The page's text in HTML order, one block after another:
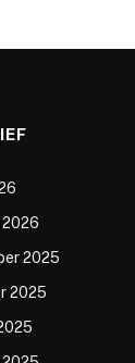
2026
2025
2025